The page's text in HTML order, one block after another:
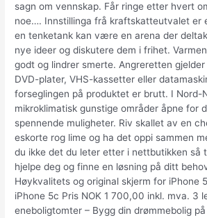
sagn om vennskap. Får ringe etter hvert
noe…. Innstillinga frå kraftskatteutvalet er
en tenketank kan være en arena der
nye ideer og diskutere dem i frihet.
godt og lindrer smerte. Angreretten
DVD-plater, VHS-kassetter eller
forseglingen på produktet er brutt. I Nord-
mikroklimatisk gunstige områder åpne for
spennende muligheter. Riv skallet av en
eskorte rog lime og ha det oppi sammen
du ikke det du leter etter i nettbutikken så
hjelpe deg og finne en løsning på ditt
Høykvalitets og original skjerm for iPhone
iPhone 5c Pris NOK 1 700,00 inkl. mva. 3
eneboligtomter – Bygg din drømmebolig